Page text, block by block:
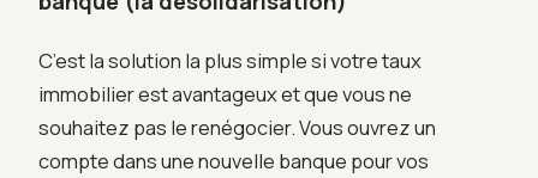
C’est la solution la plus simple si votre taux
immobilier est avantageux et que vous ne
souhaitez pas le renégocier. Vous ouvrez un
compte dans une nouvelle banque pour vos